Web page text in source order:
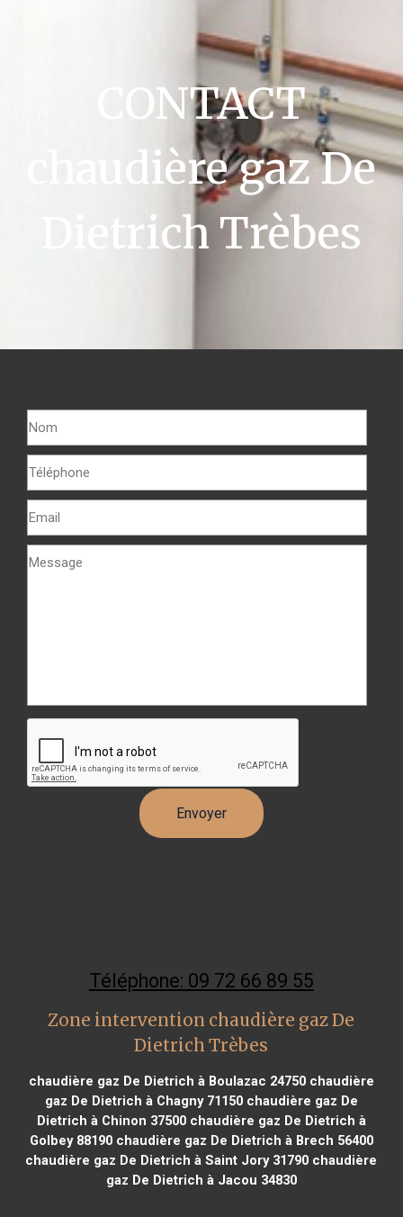
CONTACT
chaudière gaz De
Dietrich Trèbes
Téléphone: 09 72 66 89 55
Zone intervention chaudière gaz De
Dietrich Trèbes
chaudière gaz De Dietrich à Boulazac 24750chaudière
gaz De Dietrich à Chagny 71150chaudière gaz De
Dietrich à Chinon 37500chaudière gaz De Dietrich à
Golbey 88190chaudière gaz De Dietrich à Brech 56400
chaudière gaz De Dietrich à Saint Jory 31790 chaudière
gaz De Dietrich à Jacou 34830